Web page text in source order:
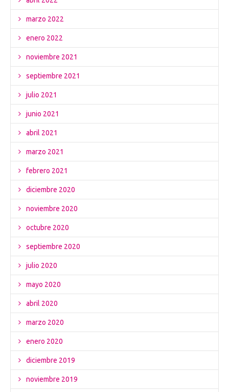
marzo 2022
enero 2022
noviembre 2021
septiembre 2021
julio 2021
junio 2021
abril 2021
marzo 2021
febrero 2021
diciembre 2020
noviembre 2020
octubre 2020
septiembre 2020
julio 2020
mayo 2020
abril 2020
marzo 2020
enero 2020
diciembre 2019
noviembre 2019